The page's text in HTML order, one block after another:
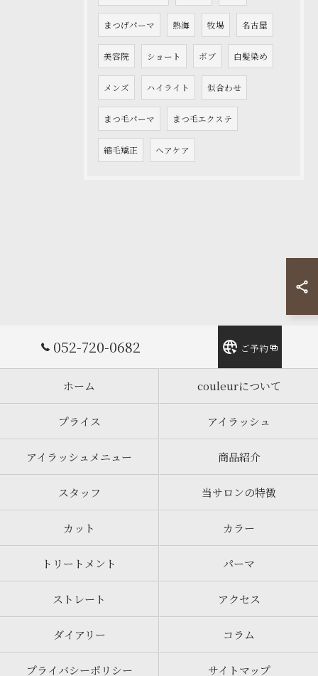
まつげパーマ 熱海 牧場 名古屋
美容院 ショート ボブ 白髪染め
メンズ ハイライト 似合わせ
まつ毛パーマ まつ毛エクステ
縮毛矯正 ヘアケア
052-720-0682 ご予約
ホーム couleurについて
プライス アイラッシュ
アイラッシュメニュー 商品紹介
スタッフ 当サロンの特徴
カット カラー
トリートメント パーマ
ストレート アクセス
ダイアリー コラム
プライバシーポリシー サイトマップ